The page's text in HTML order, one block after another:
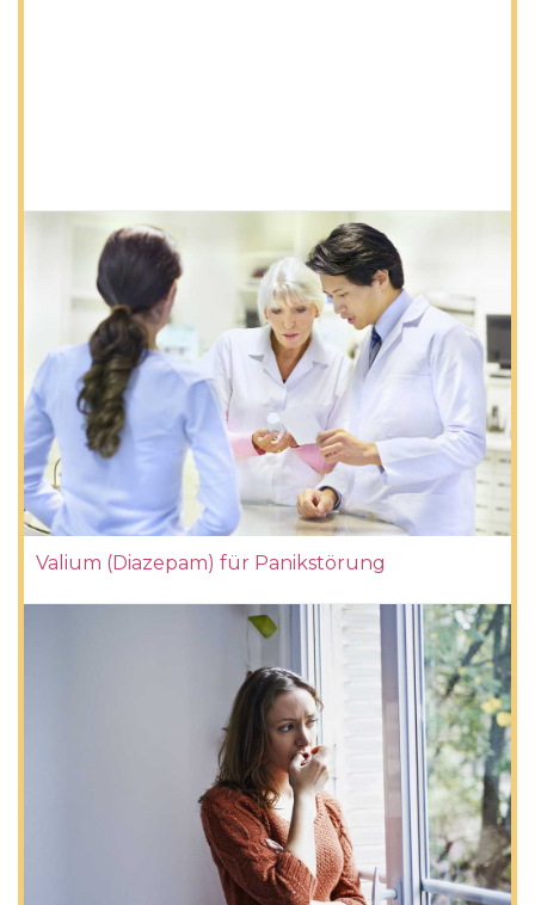
Valium (Diazepam) für Panikstörung